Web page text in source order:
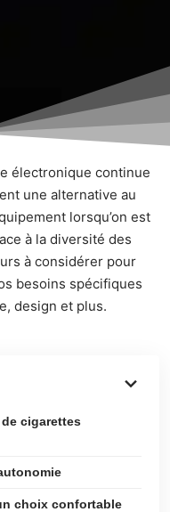
électronique continue
une alternative au
lorsqu’on est
à la diversité des
à considérer pour
besoins spécifiques
design et plus.
cigarettes
choix confortable